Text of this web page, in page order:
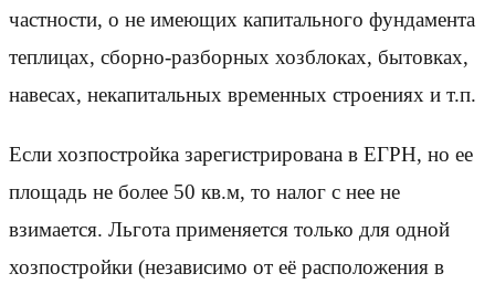
частности, о не имеющих капитального фундамента
теплицах, сборно-разборных хозблоках, бытовках,
навесах, некапитальных временных строениях и т.п.
Если хозпостройка зарегистрирована в ЕГРН, но ее
площадь не более 50 кв.м, то налог с нее не
взимается. Льгота применяется только для одной
хозпостройки (независимо от её расположения в